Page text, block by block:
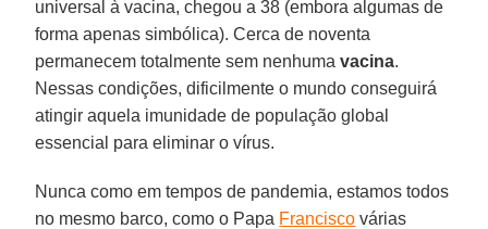
universal à vacina, chegou a 38 (embora algumas de
forma apenas simbólica). Cerca de noventa
permanecem totalmente sem nenhumavacina.
Nessas condições, dificilmente o mundo conseguirá
atingir aquela imunidade de população global
essencial para eliminar o vírus.
Nunca como em tempos de pandemia, estamos todos
no mesmo barco, como o Papa Francisco várias